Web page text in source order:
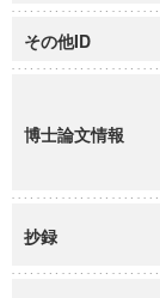
その他ID
博士論文情報
抄録